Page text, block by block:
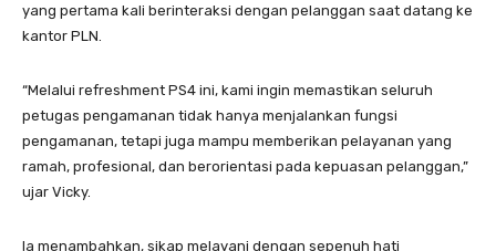
yang pertama kali berinteraksi dengan pelanggan saat datang ke
kantor PLN.
“Melalui refreshment PS4 ini, kami ingin memastikan seluruh
petugas pengamanan tidak hanya menjalankan fungsi
pengamanan, tetapi juga mampu memberikan pelayanan yang
ramah, profesional, dan berorientasi pada kepuasan pelanggan,”
ujar Vicky.
Ia menambahkan, sikap melayani dengan sepenuh hati